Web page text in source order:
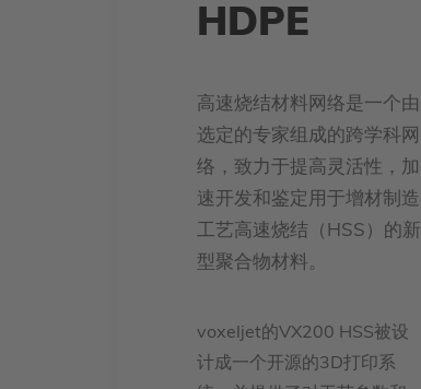
HDPE
高速烧结材料网络是一个由
选定的专家组成的跨学科网
络，致力于提高灵活性，加
速开发和鉴定用于增材制造
工艺高速烧结（HSS）的新
型聚合物材料。
voxeljet的VX200 HSS被设
计成一个开源的3D打印系